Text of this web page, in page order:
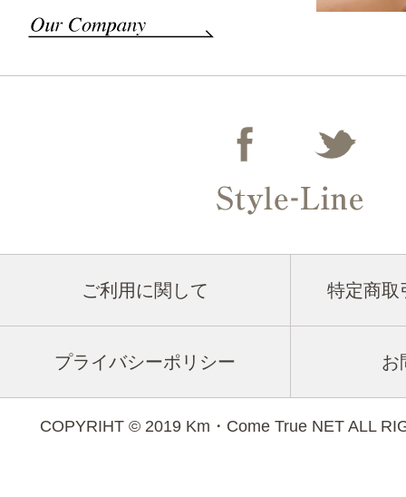
ご利用に関して 特定商取
プライバシーポリシー お
COPYRIHT © 2019 Km・Come True NET ALL